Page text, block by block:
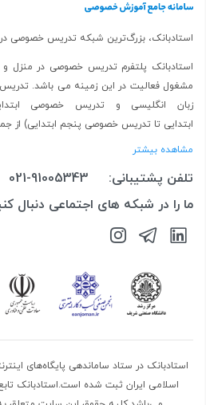
استادبانک، بزرگ‌ترین شبکه تدریس خصوصی در
استادبانک پلتفرم تدریس خصوصی در منزل و
مشغول فعالیت در این زمینه می باشد.
زبان انگلیسی و تدریس خصوصی
ابتدایی تا تدریس خصوصی پنجم ابتدایی) از
مشاهده بیشتر
تلفن پشتیبانی:
021-91005343
ما را در شبکه های اجتماعی دنبال
استادبانک در ستاد ساماندهی پایگاه‌های
اسلامی ایران ثبت شده است.استادبانک